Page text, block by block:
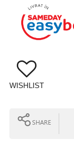
WISHLIST
SHARE